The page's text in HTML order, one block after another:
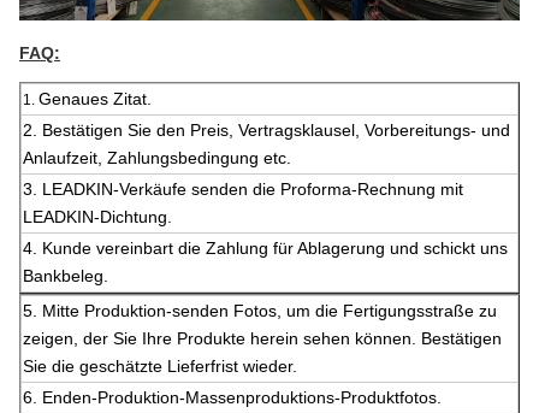
FAQ:
1. Genaues Zitat.
2. Bestätigen Sie den Preis, Vertragsklausel, Vorbereitungs- und
Anlaufzeit, Zahlungsbedingung etc.
3. LEADKIN-Verkäufe senden die Proforma-Rechnung mit
LEADKIN-Dichtung.
4. Kunde vereinbart die Zahlung für Ablagerung und schickt uns
Bankbeleg.
5. Mitte Produktion-senden Fotos, um die Fertigungsstraße zu
zeigen, der Sie Ihre Produkte herein sehen können. Bestätigen
Sie die geschätzte Lieferfrist wieder.
6. Enden-Produktion-Massenproduktions-Produktfotos.